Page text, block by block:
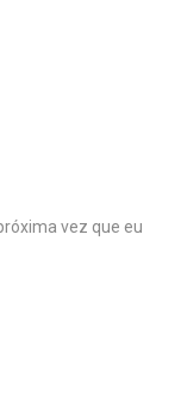
vez que eu